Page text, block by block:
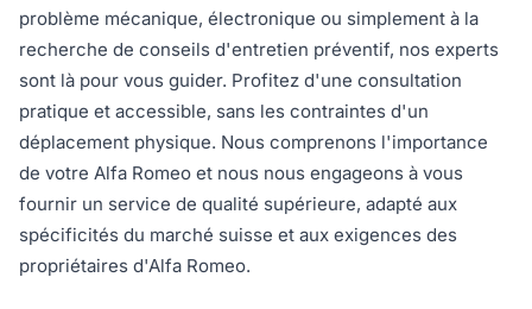
problème mécanique, électronique ou simplement à la
recherche de conseils d'entretien préventif, nos experts
sont là pour vous guider. Profitez d'une consultation
pratique et accessible, sans les contraintes d'un
déplacement physique. Nous comprenons l'importance
de votre Alfa Romeo et nous nous engageons à vous
fournir un service de qualité supérieure, adapté aux
spécificités du marché suisse et aux exigences des
propriétaires d'Alfa Romeo.